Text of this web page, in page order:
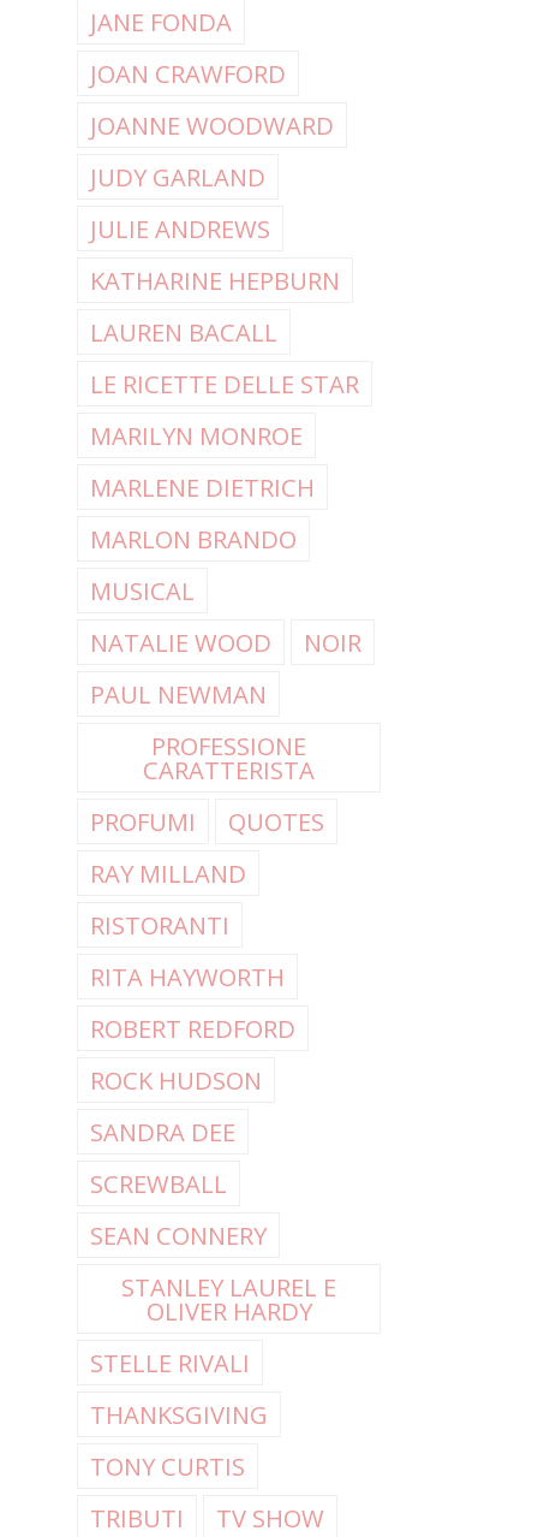
JANE FONDA
JOAN CRAWFORD
JOANNE WOODWARD
JUDY GARLAND
JULIE ANDREWS
KATHARINE HEPBURN
LAUREN BACALL
LE RICETTE DELLE STAR
MARILYN MONROE
MARLENE DIETRICH
MARLON BRANDO
MUSICAL
NATALIE WOOD
NOIR
PAUL NEWMAN
PROFESSIONE
CARATTERISTA
PROFUMI
QUOTES
RAY MILLAND
RISTORANTI
RITA HAYWORTH
ROBERT REDFORD
ROCK HUDSON
SANDRA DEE
SCREWBALL
SEAN CONNERY
STANLEY LAUREL E
OLIVER HARDY
STELLE RIVALI
THANKSGIVING
TONY CURTIS
TRIBUTI
TV SHOW